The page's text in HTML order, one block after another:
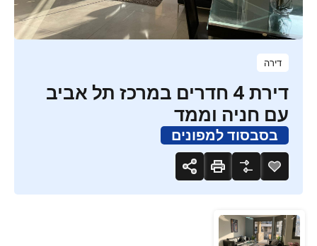
דירה
דירת 4 חדרים במרכז תל אביב
עם חניה וממד
בסבסוד למפונים